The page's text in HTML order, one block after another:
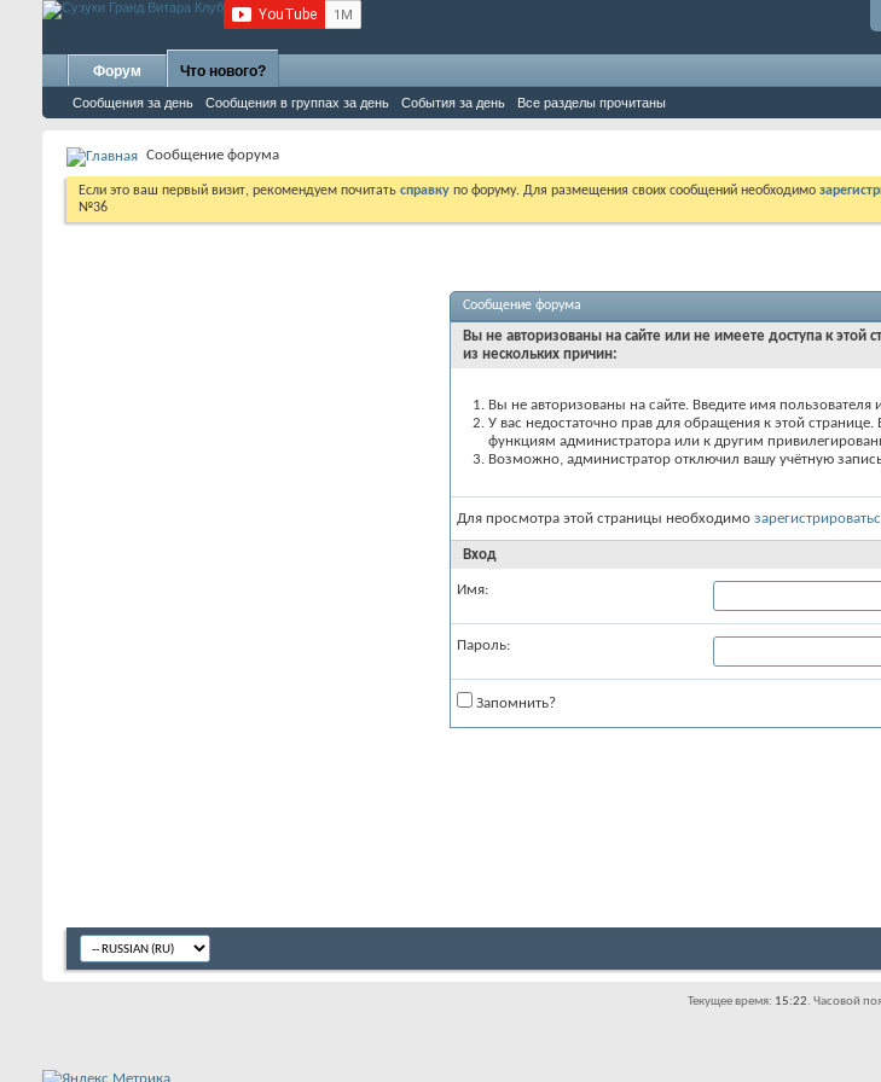
Форум Что нового?
Сообщения за день Сообщения в группах за день События за день Все разделы прочитаны
Сообщение форума
Если это ваш первый визит, рекомендуем почитать справку по форуму. Для размещения своих сообщений необходимо
№36
Сообщение форума
Вы не авторизованы на сайте или не имеете доступа к этой
из нескольких причин:
Вы не авторизованы на сайте. Введите имя
У вас недостаточно прав для обращения к этой
функциям администратора или к другим
Возможно, администратор отключил вашу учётную
Для просмотра этой страницы необходимо
Вход
Имя:
Пароль:
Запомнить?
Текущее время: 15:22. Часовой